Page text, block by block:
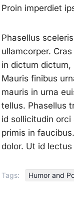
Proin imperdiet
Phasellus
ullamcorper.
in dictum dictum,
Mauris finibus
mauris in urna
tellus. Phasellus
id sollicitudin
primis in
dolor. Ut id lectus
Tags: Humor and